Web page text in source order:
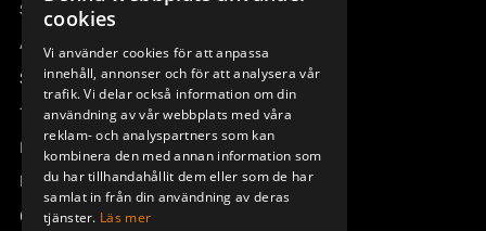
Sesam
Access_Ctrl
Support
Teknisk support
Boka service
Manualer och videoinstruktioner
Om Åkerströms
DEUTSCH
cookies
Vi använder cookies för att anpassa
innehåll, annonser och för att analysera vår
trafik. Vi delar också information om din
användning av vår webbplats med våra
reklam- och analyspartners som kan
kombinera den med annan information som
du har tillhandahållit dem eller som de har
samlat in från din användning av deras
tjänster. Läs mer